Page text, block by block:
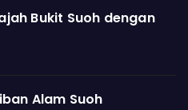
Bukit Suoh dengan
Alam Suoh